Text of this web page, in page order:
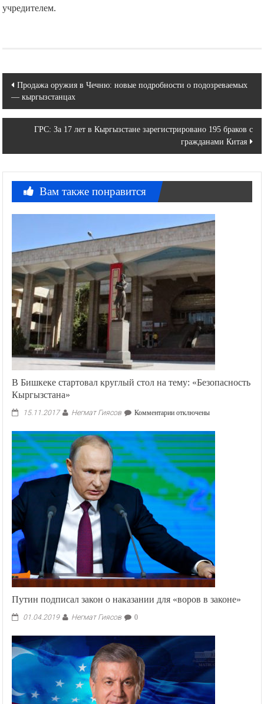
учредителем.
Навигация
по
записям
Продажа оружия в Чечню: новые подробности о подозреваемых
— кыргызстанцах
ГРС: За 17 лет в Кыргызстане зарегистрировано 195 браков с
гражданами Китая
Вам также понравится
В Бишкеке стартовал круглый стол на тему: «Безопасность
Кыргызстана»
15.11.2017 Негмат Гиясов Комментариик
В
Бишкеке
стартовал
круглый
стол
на
тему:
«Безопасность
Кыргызстана»
отключены
Путин подписал закон о наказании для «воров в законе»
01.04.2019 Негмат Гиясов 0